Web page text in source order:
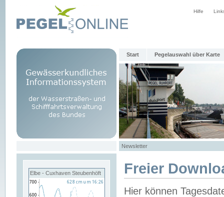
Hilfe
Start Pegelauswahl über Karte
Newsletter
Elbe - Cuxhaven Steubenhöft Freier
Hier können